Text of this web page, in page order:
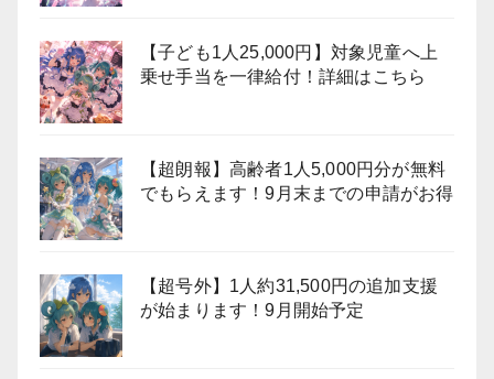
【子ども1人25,000円】対象児童へ上
乗せ手当を一律給付！詳細はこちら
【超朗報】高齢者1人5,000円分が無料
でもらえます！9月末までの申請がお得
【超号外】1人約31,500円の追加支援
が始まります！9月開始予定